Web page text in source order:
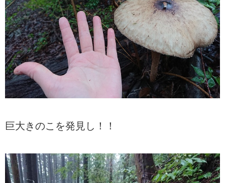
巨大きのこを発見し！！